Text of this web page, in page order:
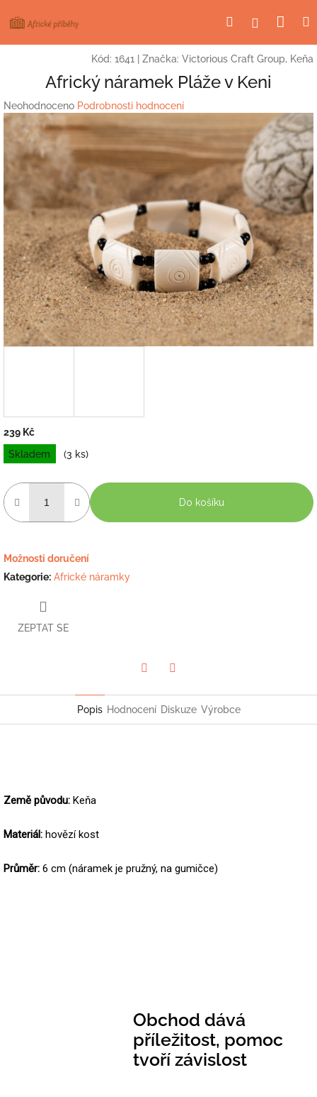
na
HledatPřihlášení
Kód: 1641 Značka: Victorious Craft Group, Keňa
Africký náramek Pláže v Keni
Průměrné
hodnocení
produktu
0,0
hvězdiček.
Neohodnoceno Podrobnosti hodnocení
239 Kč
Měrná
cena:
Skladem (3 ks)
Do košíku
Možnosti doručení
Kategorie: Africké náramky
ZEPTAT SE
Popis Hodnocení Diskuze Výrobce
Země původu: Keňa
Materiál: hovězí kost
Průměr: 6 cm (náramek je pružný, na gumičce)
Obchod dává
příležitost, pomoc
tvoří závislost